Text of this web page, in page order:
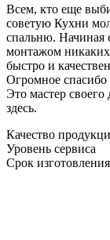
Всем, кто еще
советую Кухни
спальню. Начиная
монтажом
быстро и
Огромное
Это мастер своего
здесь.
Качество
Уровень сервиса
Срок изготовления